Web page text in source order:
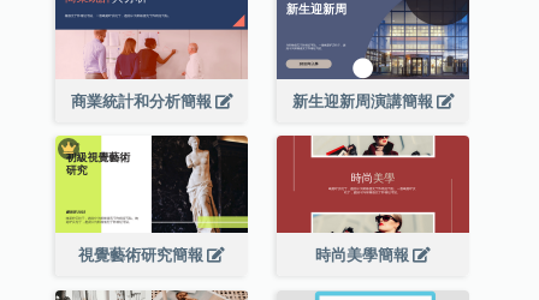
商業統計和分析簡報 新生迎新周演講簡報
視覺藝術研究簡報 時尚美學簡報